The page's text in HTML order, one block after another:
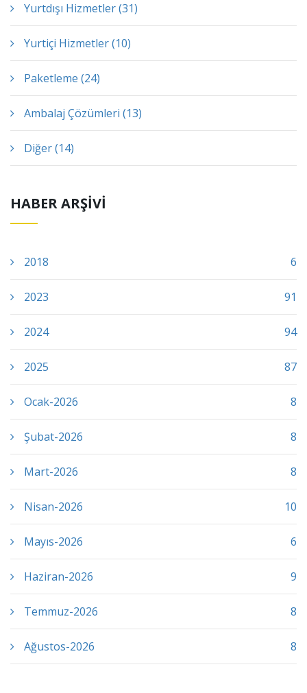
Yurtdışı Hizmetler (31)
Yurtiçi Hizmetler (10)
Paketleme (24)
Ambalaj Çözümleri (13)
Diğer (14)
HABER ARŞİVİ
2018 6
2023 91
2024 94
2025 87
Ocak-2026 8
Şubat-2026 8
Mart-2026 8
Nisan-2026 10
Mayıs-2026 6
Haziran-2026 9
Temmuz-2026 8
Ağustos-2026 8